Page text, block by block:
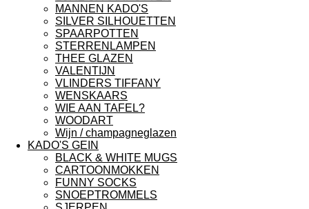
MANNEN KADO'S
SILVER SILHOUETTEN
SPAARPOTTEN
STERRENLAMPEN
THEE GLAZEN
VALENTIJN
VLINDERS TIFFANY
WENSKAARS
WIE AAN TAFEL?
WOODART
Wijn / champagneglazen
KADO'S GEIN
BLACK & WHITE MUGS
CARTOONMOKKEN
FUNNY SOCKS
SNOEPTROMMELS